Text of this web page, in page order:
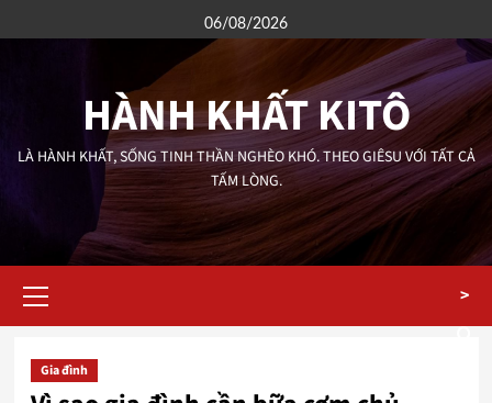
to
06/08/2026
HÀNH KHẤT KITÔ
LÀ HÀNH KHẤT, SỐNG TINH THẦN NGHÈO KHÓ. THEO GIÊSU VỚI TẤT CẢ
TẤM LÒNG.
Menu
>
Gia đình